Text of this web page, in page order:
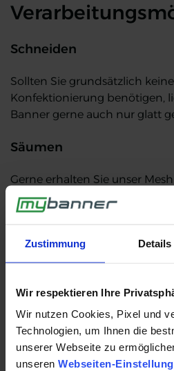
Zustimmung Details
Wir respektieren Ihre
Wir nutzen Cookies, Pixel und
Technologien, um Ihnen die
unserer Webseite zu
unseren Webseiten-
Schneiden
Sollten Sie grundsätzlich
Konfektionierung benötigen,
Banner gerne auch nur glatt
Säumen
Gerne erhalten Sie unser
gesäumten Rändern und ohne
Auf Wunsch liefern wir das
Ösen in einem Abstand von
50 cm angebracht werden.
Hohlsaum